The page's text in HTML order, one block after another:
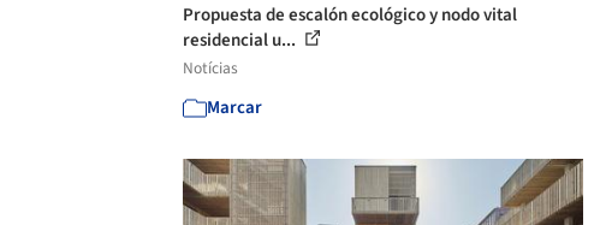
Propuesta de escalón ecológico y nodo vital
residencial u...
Notícias
Marcar